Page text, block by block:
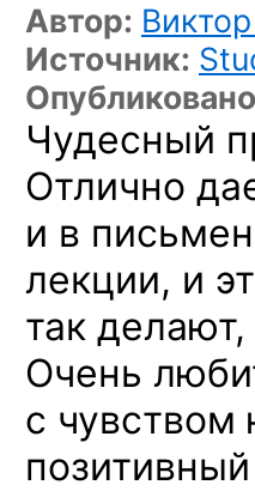
Автор:
Источник:
Чудесный
Отлично
и в
лекции, и
так делают,
Очень
с